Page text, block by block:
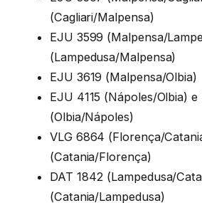
(Cagliari/Malpensa)
EJU 3599 (Malpensa/
(Lampedusa/Malpensa)
EJU 3619 (Malpensa/Olbia)
EJU 4115 (Nápoles/Olbia) e
(Olbia/Nápoles)
VLG 6864 (Florença/
(Catania/Florença)
DAT 1842 (Lampedusa/
(Catania/Lampedusa)